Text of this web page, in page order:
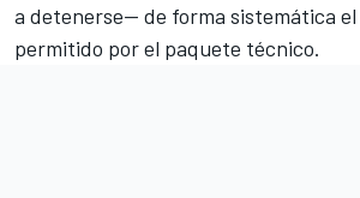
a detenerse— de forma sistemática el
permitido por el paquete técnico.